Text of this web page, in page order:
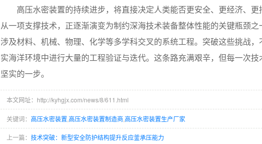
高压水密装置的持续进步，将直接决定人类能否更安全、更经济、
从一项支撑技术，正逐渐演变为制约深海技术装备整体性能的关键瓶颈
涉及材料、机械、物理、化学等多学科交叉的系统工程。突破这些挑战
实海洋环境中进行大量的工程验证与迭代。这条路充满艰辛，但每一次
坚实的一步。
本文网址：http://kyhgjx.com/news/8/611.html
关键词： 高压水密装置 高压水密装置制造商高压水密装置生产厂家
上一篇： 技术突破：新型安全防护结构提升反应釜承压能力